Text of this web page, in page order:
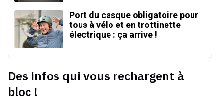
Port du casque obligatoire pour
tous à vélo et en trottinette
électrique : ça arrive !
Des infos qui vous rechargent à
bloc !